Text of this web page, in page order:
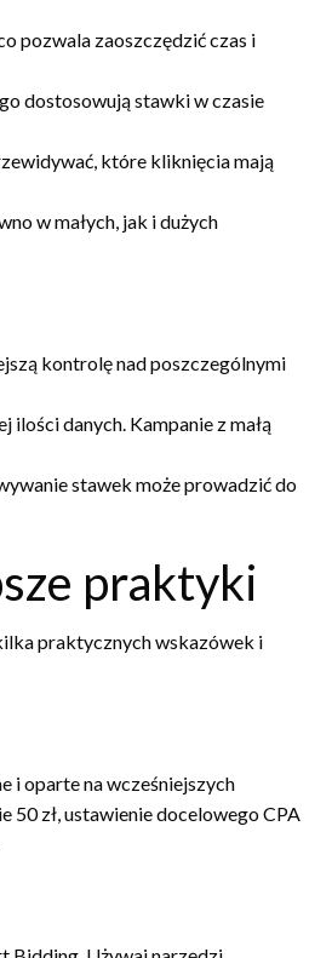
pozwala zaoszczędzić czas i
dostosowują stawki w czasie
które kliknięcia mają
w małych, jak i dużych
kontrolę nad poszczególnymi
ilości danych. Kampanie z małą
stawek może prowadzić do
praktyki
praktycznych wskazówek i
i oparte na wcześniejszych
50 zł, ustawienie docelowego CPA